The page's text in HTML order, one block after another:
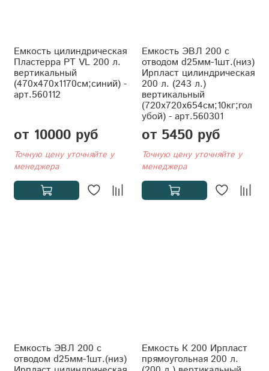
Емкость цилиндрическая
Пластерра PT VL 200 л.
вертикальный
(470x470x1170см;синий) -
арт.560112
от 10000 руб
Точную цену уточняйте у
менеджера
Емкость ЭВЛ 200 с
отводом d25мм-1шт.(низ)
Ирпласт цилиндрическая
200 л. (243 л.)
вертикальный
(720x720x654см;10кг;гол
убой) - арт.560301
от 5450 руб
Точную цену уточняйте у
менеджера
Емкость ЭВЛ 200 с
отводом d25мм-1шт.(низ)
Емкость К 200 Ирпласт
прямоугольная 200 л.